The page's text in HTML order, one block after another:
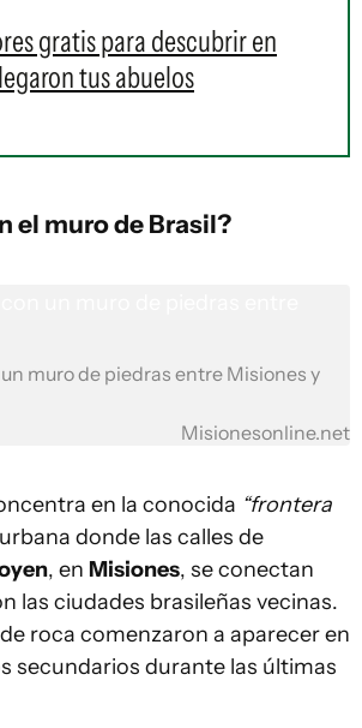
gratis para descubrir en
tus abuelos
el muro de Brasil?
muro de piedras entre Misiones y
Misionesonline.net
en la conocida “frontera
donde las calles de
, en Misiones, se conectan
las ciudades brasileñas vecinas.
roca comenzaron a aparecer en
secundarios durante las últimas